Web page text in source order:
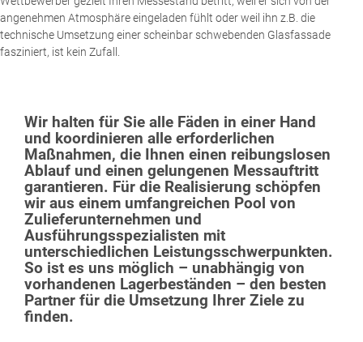
angenehmen Atmosphäre eingeladen fühlt oder weil ihn z.B. die
technische Umsetzung einer scheinbar schwebenden Glasfassade
fasziniert, ist kein Zufall.
Wir halten für Sie alle Fäden in einer Hand
und koordinieren alle erforderlichen
Maßnahmen, die Ihnen einen reibungslosen
Ablauf und einen gelungenen Messauftritt
garantieren. Für die Realisierung schöpfen
wir aus einem umfangreichen Pool von
Zulieferunternehmen und
Ausführungsspezialisten mit
unterschiedlichen Leistungsschwerpunkten.
So ist es uns möglich – unabhängig von
vorhandenen Lagerbeständen – den besten
Partner für die Umsetzung Ihrer Ziele zu
finden.